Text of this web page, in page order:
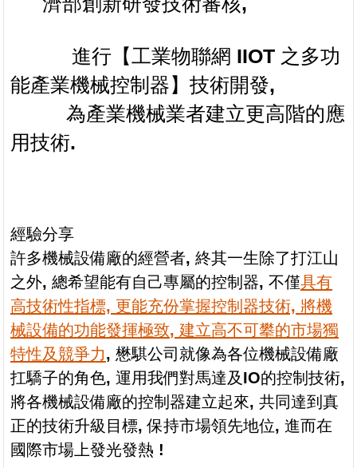
進行 【工業物聯網 IIOT 之多功
能產業機械控制器】 技術開發,
為產業機械業者建立更高階的應
用技術.
經驗分享
許多機械設備廠的經營者, 終其一生除了打江山
之外, 總希望能有自己專屬的控制器, 不僅具有
高技術性指標, 更能充份掌握控制器技術, 將機
械設備的功能發揮極致, 建立高不可攀的市場獨
特性及競爭力, 懋騏公司就像為各位機械設備廠
扛驕子的角色, 運用我們對馬達及 IO的控制技術,
將各機械設備廠的控制器建立起來, 共同達到真
正的技術升級目標,保持市場領先地位, 進而在
國際市場上發光發熱 !